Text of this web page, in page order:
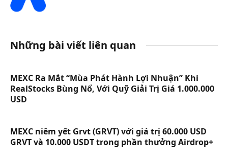
Những bài viết liên quan
MEXC Ra Mắt “Mùa Phát Hành Lợi Nhuận” Khi
RealStocks Bùng Nổ, Với Quỹ Giải Trị Giá 1.000.000
USD
MEXC niêm yết Grvt (GRVT) với giá trị 60.000 USD
GRVT và 10.000 USDT trong phần thưởng Airdrop+